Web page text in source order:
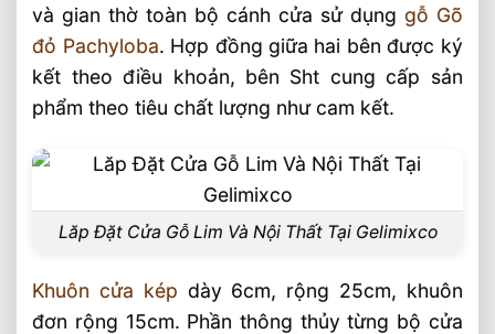
và gian thờ toàn bộ cánh cửa sử dụng gỗ Gõ
đỏ Pachyloba. Hợp đồng giữa hai bên được ký
kết theo điều khoản, bên Sht cung cấp sản
phẩm theo tiêu chất lượng như cam kết.
Lăp Đặt Cửa Gỗ Lim Và Nội Thất Tại Gelimixco
Khuôn cửa kép dày 6cm, rộng 25cm, khuôn
đơn rộng 15cm. Phần thông thủy từng bộ cửa